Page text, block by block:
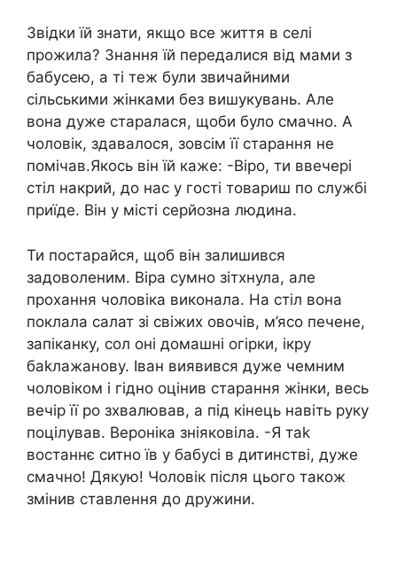
Звідки їй знати, якщо все життя в селі
прожила? Знання їй передалися від мами з
бабусею, а ті теж були звичайними
сільськими жінками без вишукувань. Але
вона дуже старалася, щоби було смачно. А
чоловік, здавалося, зовсім її старання не
помічав.Якось він їй каже: -Віро, ти ввечері
стіл накрий, до нас у гості товариш по службі
приїде. Він у місті серйозна людина.
Ти постарайся, щоб він залишився
задоволеним. Віра сумно зітхнула, але
прохання чоловіка виконала. На стіл вона
поклала салат зі свіжих овочів, м’ясо печене,
запіканку, сол оні домашні огірки, ікру
баkлажанову. Іван виявився дуже чемним
чоловіком і гідно оцінив старання жінки, весь
вечір її ро зхвалював, а під кінець навіть руку
поцілував. Вероніка зніяковіла. -Я таk
востаннє ситно їв у бабусі в дитинстві, дуже
смачно! Дякую! Чоловік після цього також
змінив ставлення до дружини.